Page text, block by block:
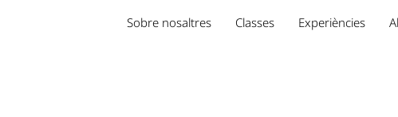
Sobre nosaltres Classes Experiències